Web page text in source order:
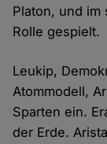
Platon, und im
Rolle gespielt.
Leukip,
Atommodell,
Sparten ein.
der Erde.